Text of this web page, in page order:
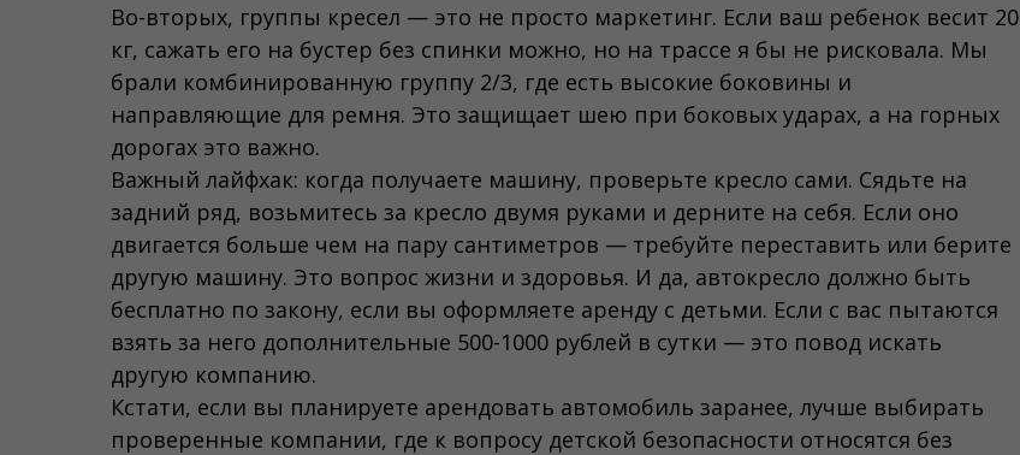
Во-вторых, группы кресел — это не просто маркетинг. Если ваш ребенок весит 20
кг, сажать его на бустер без спинки можно, но на трассе я бы не рисковала. Мы
брали комбинированную группу 2/3, где есть высокие боковины и
направляющие для ремня. Это защищает шею при боковых ударах, а на горных
дорогах это важно.
Важный лайфхак: когда получаете машину, проверьте кресло сами. Сядьте на
задний ряд, возьмитесь за кресло двумя руками и дерните на себя. Если оно
двигается больше чем на пару сантиметров — требуйте переставить или берите
другую машину. Это вопрос жизни и здоровья. И да, автокресло должно быть
бесплатно по закону, если вы оформляете аренду с детьми. Если с вас пытаются
взять за него дополнительные 500-1000 рублей в сутки — это повод искать
другую компанию.
Кстати, если вы планируете арендовать автомобиль заранее, лучше выбирать
проверенные компании, где к вопросу детской безопасности относятся без